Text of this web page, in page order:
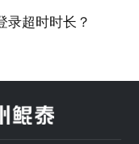
录超时时长？